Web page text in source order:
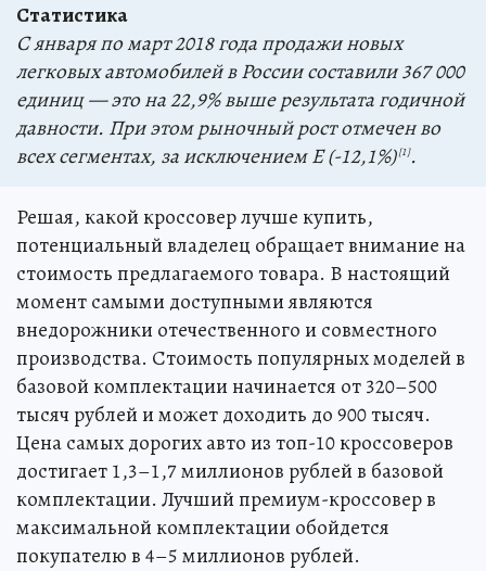
Статистика
С января по март 2018 года продажи новых
легковых автомобилей в России составили 367 000
единиц — это на 22,9% выше результата годичной
давности. При этом рыночный рост отмечен во
всех сегментах, за исключением E (-12,1%) [1].
Решая, какой кроссовер лучше купить,
потенциальный владелец обращает внимание на
стоимость предлагаемого товара. В настоящий
момент самыми доступными являются
внедорожники отечественного и совместного
производства. Стоимость популярных моделей в
базовой комплектации начинается от 320–500
тысяч рублей и может доходить до 900 тысяч.
Цена самых дорогих авто из топ-10 кроссоверов
достигает 1,3–1,7 миллионов рублей в базовой
комплектации. Лучший премиум-кроссовер в
максимальной комплектации обойдется
покупателю в 4–5 миллионов рублей.